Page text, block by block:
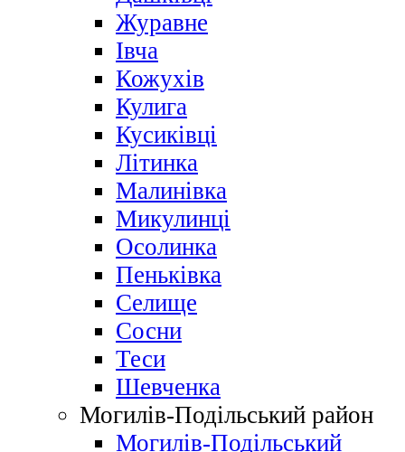
Журавне
Івча
Кожухів
Кулига
Кусиківці
Літинка
Малинівка
Микулинці
Осолинка
Пеньківка
Селище
Сосни
Теси
Шевченка
Могилів-Подільський район
Могилів-Подільський